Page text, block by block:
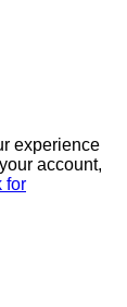
experience
account,
for